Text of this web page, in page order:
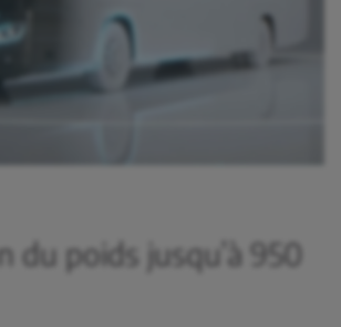
du poids jusqu’à 950